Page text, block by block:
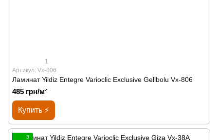
1
Артикул: Vx-806
Ламинат Yildiz Entegre Varioclic Exclusive Gelibolu Vx-806
485 грн/м²
Купить ⚡
3